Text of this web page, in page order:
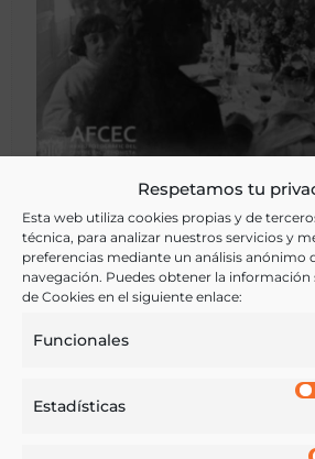
Respetamos tu
Esta web utiliza cookies propias y de
técnica, para analizar nuestros servicios y
preferencias mediante un análisis anónimo
navegación. Puedes obtener la
de Cookies en el siguiente enlace:
Funcionales
Estadísticas
Grup de persones assegudes al
Damians i Recoder, Ferran
Cataluña - [ca. 1920]